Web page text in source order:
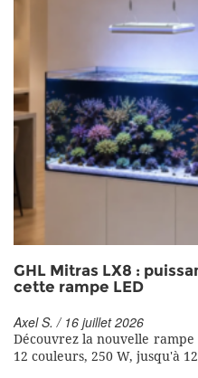
GHL Mitras LX8 :
cette rampe LED
Axel S. / 16 juillet 2026
Découvrez la nouvelle rampe
12 couleurs, 250 W, jusqu'à